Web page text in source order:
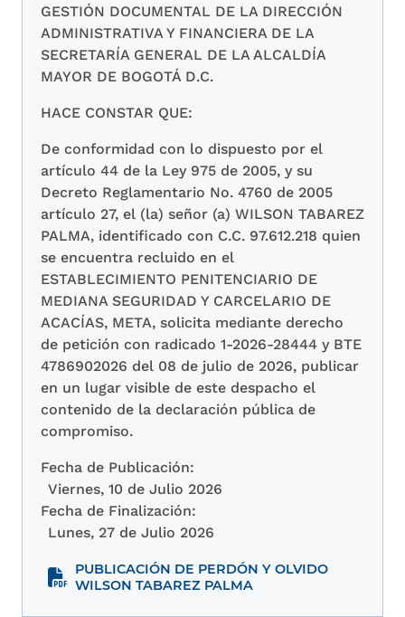
GESTIÓN DOCUMENTAL DE LA DIRECCIÓN
ADMINISTRATIVA Y FINANCIERA DE LA
SECRETARÍA GENERAL DE LA ALCALDÍA
MAYOR DE BOGOTÁ D.C.
HACE CONSTAR QUE:
De conformidad con lo dispuesto por el
artículo 44 de la Ley 975 de 2005, y su
Decreto Reglamentario No. 4760 de 2005
artículo 27, el (la) señor (a) WILSON TABAREZ
PALMA, identificado con C.C. 97.612.218 quien
se encuentra recluido en el
ESTABLECIMIENTO PENITENCIARIO DE
MEDIANA SEGURIDAD Y CARCELARIO DE
ACACÍAS, META, solicita mediante derecho
de petición con radicado 1-2026-28444 y BTE
4786902026 del 08 de julio de 2026, publicar
en un lugar visible de este despacho el
contenido de la declaración pública de
compromiso.
Fecha de Publicación:
Viernes, 10 de Julio 2026
Fecha de Finalización:
Lunes, 27 de Julio 2026
PUBLICACIÓN DE PERDÓN Y OLVIDO
WILSON TABAREZ PALMA